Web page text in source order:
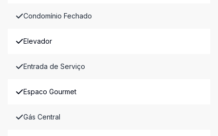
Condomínio Fechado
Elevador
Entrada de Serviço
Espaco Gourmet
Gás Central